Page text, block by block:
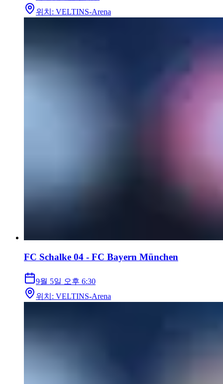
위치 : VELTINS-Arena
FC Schalke 04 - FC Bayern München
9월 5일 오후 6:30
위치 : VELTINS-Arena